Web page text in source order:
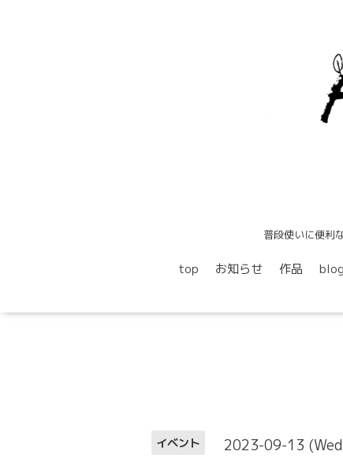
普段使いに便利
top お知らせ 作品 blog
イベント 2023-09-13